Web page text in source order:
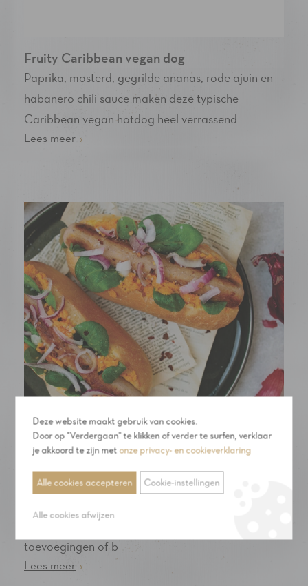
Fruity Caribbean vegan dog
Paprika, mosterd, gegrilde ananas, rode ajuin en
habanero chili sauce maken deze typische
Caribbean vegan hotdog heel verrassend.
›
Lees meer
Haute dog met wortel tapenade en karwij
Deze hotdog met originele tapenade brengt je
licht zoet door de wortel, combineert deze goed
toevoegingen of b
›
Lees meer
Deze website maakt gebruik van cookies.
Door op "Verdergaan" te klikken of verder te surfen, verklaar
je akkoord te zijn met onze privacy- en cookieverklaring
Alle cookies accepteren Cookie-instellingen
Alle cookies afwijzen